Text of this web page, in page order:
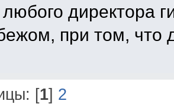
директора
при том, что
[1] 2